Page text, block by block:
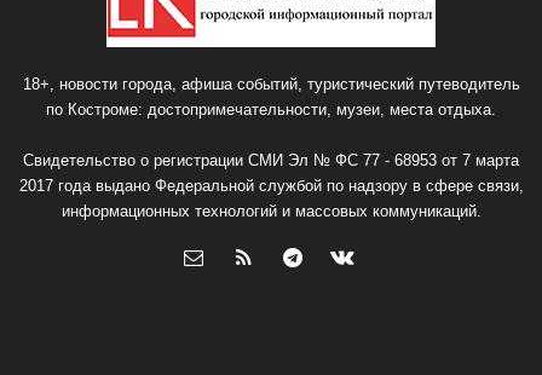
18+, новости города, афиша событий, туристический путеводитель
по Костроме: достопримечательности, музеи, места отдыха.
Свидетельство о регистрации СМИ Эл № ФС 77 - 68953 от 7 марта
2017 года выдано Федеральной службой по надзору в сфере связи,
информационных технологий и массовых коммуникаций.